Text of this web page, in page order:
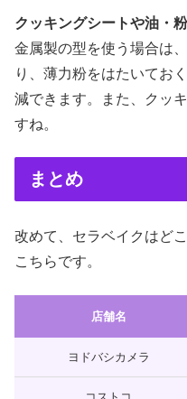
クッキングシートや油・
金属製の型を使う場合は
り、薄力粉をはたいてお
減できます。また、クッ
すね。
まとめ
改めて、セラベイクはど
こちらです。
店舗名
ヨドバシカメラ